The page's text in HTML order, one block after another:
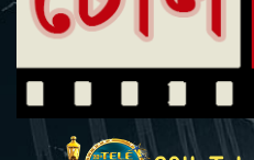
টেলি সিনে
Entertainment News Portal